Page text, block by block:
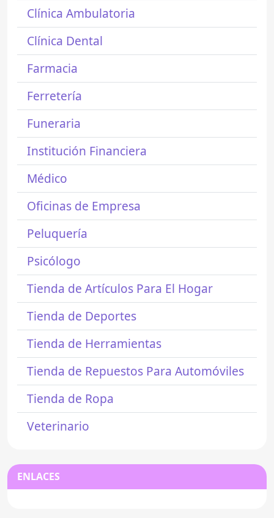
Clínica Ambulatoria
Clínica Dental
Farmacia
Ferretería
Funeraria
Institución Financiera
Médico
Oficinas de Empresa
Peluquería
Psicólogo
Tienda de Artículos Para El Hogar
Tienda de Deportes
Tienda de Herramientas
Tienda de Repuestos Para Automóviles
Tienda de Ropa
Veterinario
ENLACES